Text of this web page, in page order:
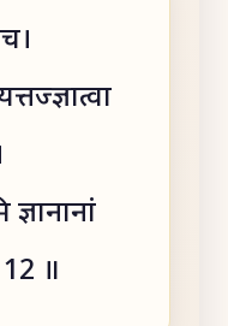
ज्ञानानां
12 ॥